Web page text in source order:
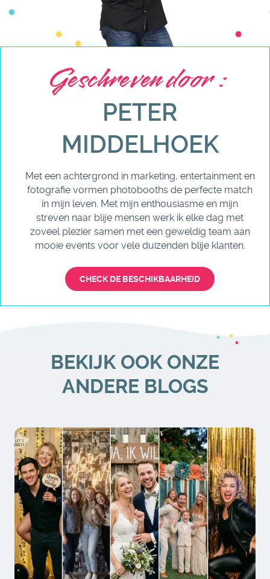
Geschreven door :
PETER
MIDDELHOEK
Met een achtergrond in marketing, entertainment en
fotografie vormen photobooths de perfecte match
in mijn leven. Met mijn enthousiasme en mijn
streven naar blije mensen werk ik elke dag met
zoveel plezier samen met een geweldig team aan
mooie events voor vele duizenden blije klanten.
CHECK DE BESCHIKBAARHEID
BEKIJK OOK ONZE
ANDERE BLOGS